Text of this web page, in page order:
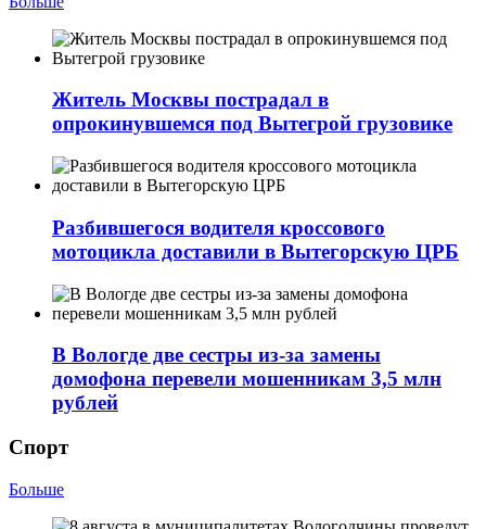
Житель Москвы пострадал в
опрокинувшемся под Вытегрой грузовике
Разбившегося водителя кроссового
мотоцикла доставили в Вытегорскую ЦРБ
В Вологде две сестры из-за замены
домофона перевели мошенникам 3,5 млн
рублей
Спорт
Больше